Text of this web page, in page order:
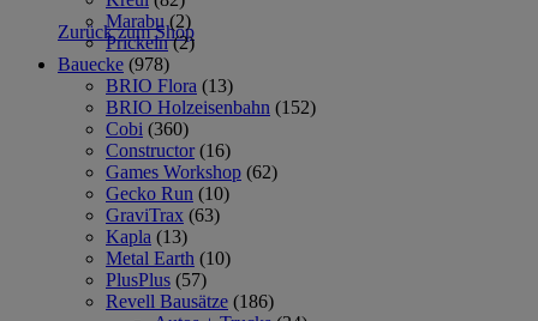
Zurück zum Shop
Marabu (2)
Prickeln (2)
Bauecke (978)
BRIO Flora (13)
BRIO Holzeisenbahn (152)
Cobi (360)
Constructor (16)
Games Workshop (62)
Gecko Run (10)
GraviTrax (63)
Kapla (13)
Metal Earth (10)
PlusPlus (57)
Revell Bausätze (186)